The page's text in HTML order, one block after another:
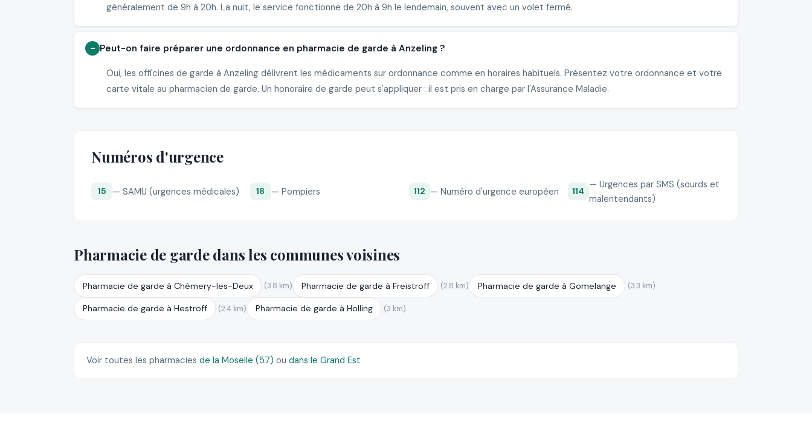
généralement de 9h à 20h. La nuit, le service fonctionne de 20h à 9h le lendemain, souvent avec un volet fermé.
Peut-on faire préparer une ordonnance en pharmacie de garde à Anzeling ?
Oui, les officines de garde à Anzeling délivrent les médicaments sur ordonnance comme en horaires habituels. Présentez votre ordonnance et votre
carte vitale au pharmacien de garde. Un honoraire de garde peut s'appliquer : il est pris en charge par l'Assurance Maladie.
Numéros d'urgence
15 — SAMU (urgences médicales) 18 — Pompiers 112 — Numéro d'urgence européen 114
— Urgences par SMS (sourds et
malentendants)
Pharmacie de garde dans les communes voisines
Pharmacie de garde à Chémery-les-Deux (3.8 km) Pharmacie de garde à Freistroff (2.8 km) Pharmacie de garde à Gomelange (3.3 km)
Pharmacie de garde à Hestroff (2.4 km) Pharmacie de garde à Holling (3 km)
Voir toutes les pharmacies de la Moselle (57) ou dans le Grand Est